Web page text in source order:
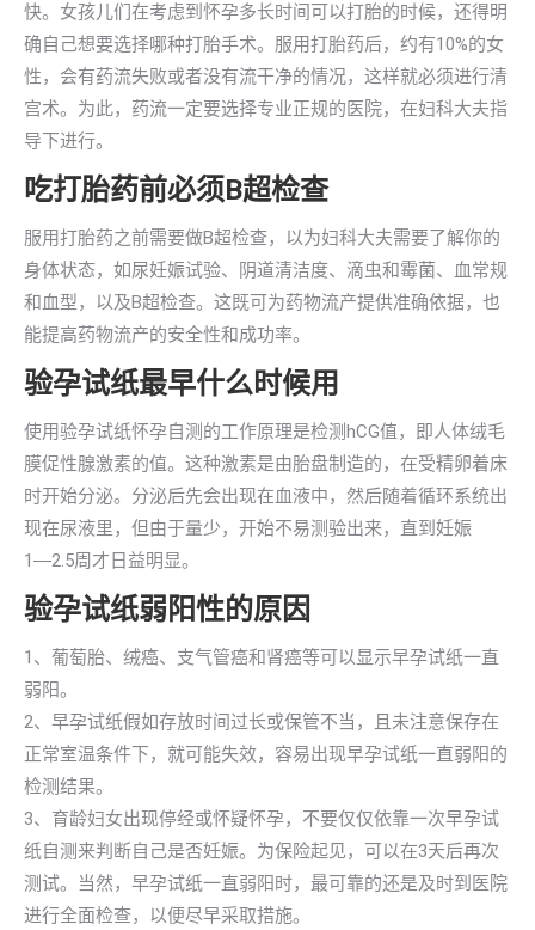
快。女孩儿们在考虑到怀孕多长时间可以打胎的时候，还得明
确自己想要选择哪种打胎手术。服用打胎药后，约有10%的女
性，会有药流失败或者没有流干净的情况，这样就必须进行清
宫术。为此，药流一定要选择专业正规的医院，在妇科大夫指
导下进行。
吃打胎药前必须B超检查
服用打胎药之前需要做B超检查，以为妇科大夫需要了解你的
身体状态，如尿妊娠试验、阴道清洁度、滴虫和霉菌、血常规
和血型，以及B超检查。这既可为药物流产提供准确依据，也
能提高药物流产的安全性和成功率。
验孕试纸最早什么时候用
使用验孕试纸怀孕自测的工作原理是检测hCG值，即人体绒毛
膜促性腺激素的值。这种激素是由胎盘制造的，在受精卵着床
时开始分泌。分泌后先会出现在血液中，然后随着循环系统出
现在尿液里，但由于量少，开始不易测验出来，直到妊娠
1―2.5周才日益明显。
验孕试纸弱阳性的原因
1、葡萄胎、绒癌、支气管癌和肾癌等可以显示早孕试纸一直
弱阳。
2、早孕试纸假如存放时间过长或保管不当，且未注意保存在
正常室温条件下，就可能失效，容易出现早孕试纸一直弱阳的
检测结果。
3、育龄妇女出现停经或怀疑怀孕，不要仅仅依靠一次早孕试
纸自测来判断自己是否妊娠。为保险起见，可以在3天后再次
测试。当然，早孕试纸一直弱阳时，最可靠的还是及时到医院
进行全面检查，以便尽早采取措施。